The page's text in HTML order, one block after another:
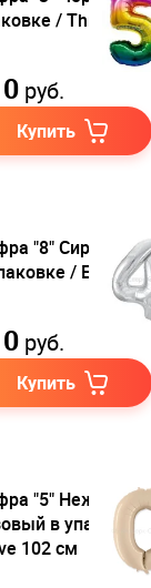
/ Three
руб.
Купить
"8" Сиреневая
/ Eight
руб.
Купить
"5" Нежный
в упаковке
102 см